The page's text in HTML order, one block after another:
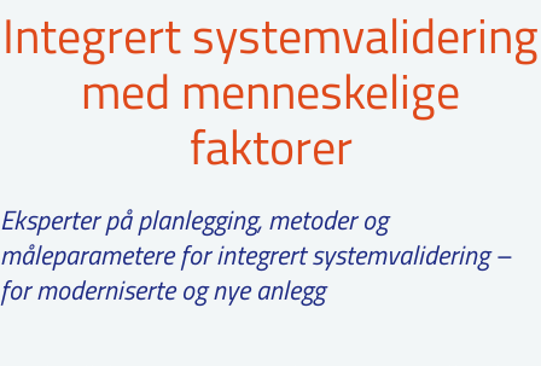
PRESSE ENGLISH
Integrert systemvalidering
med menneskelige
faktorer
Eksperter på planlegging, metoder og
måleparametere for integrert systemvalidering –
for moderniserte og nye anlegg